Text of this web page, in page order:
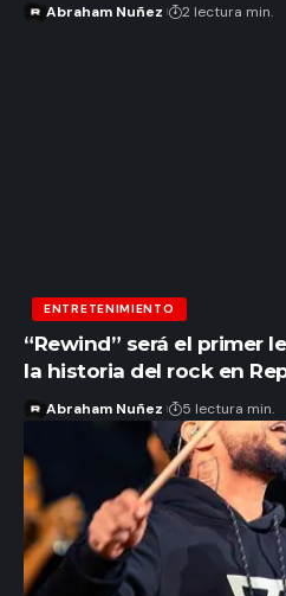
Abraham Nuñez 2 lectura min.
ENTRETENIMIENTO
“Rewind” será el primer
la historia del rock en
Abraham Nuñez 5 lectura min.